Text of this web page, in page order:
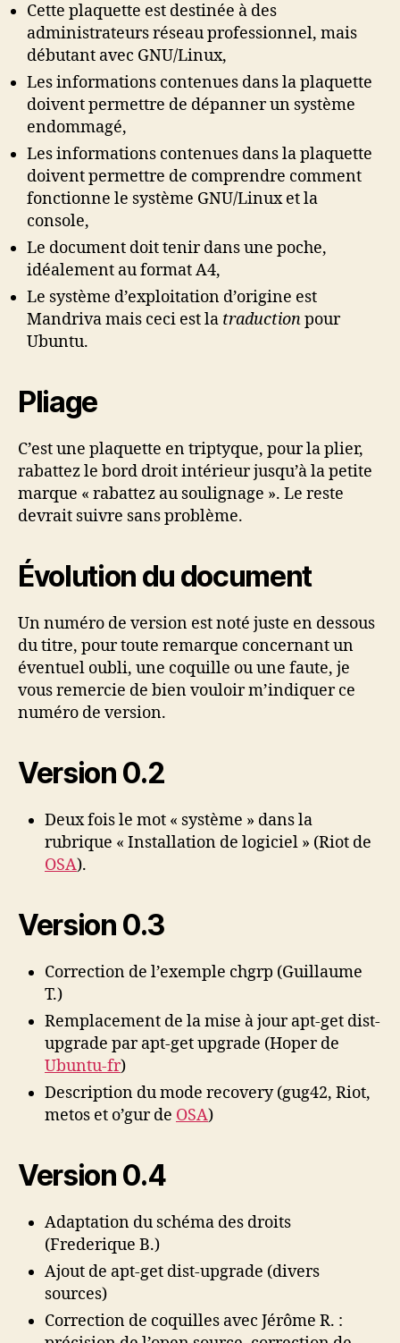
Cette plaquette est destinée à des
administrateurs réseau professionnel, mais
débutant avec GNU/Linux,
Les informations contenues dans la plaquette
doivent permettre de dépanner un système
endommagé,
Les informations contenues dans la plaquette
doivent permettre de comprendre comment
fonctionne le système GNU/Linux et la
console,
Le document doit tenir dans une poche,
idéalement au format A4,
Le système d’exploitation d’origine est
Mandriva mais ceci est la traductionpour
Ubuntu.
Pliage
C’est une plaquette en triptyque, pour la plier,
rabattez le bord droit intérieur jusqu’à la petite
marque « rabattez au soulignage ». Le reste
devrait suivre sans problème.
Évolution du document
Un numéro de version est noté juste en dessous
du titre, pour toute remarque concernant un
éventuel oubli, une coquille ou une faute, je
vous remercie de bien vouloir m’indiquer ce
numéro de version.
Version 0.2
Deux fois le mot « système » dans la
rubrique « Installation de logiciel » (Riot de
OSA).
Version 0.3
Correction de l’exemple chgrp (Guillaume
T.)
Remplacement de la mise à jour apt-get dist-
upgrade par apt-get upgrade (Hoper de
Ubuntu-fr)
Description du mode recovery (gug42, Riot,
metos et o’gur de OSA)
Version 0.4
Adaptation du schéma des droits
(Frederique B.)
Ajout de apt-get dist-upgrade (divers
sources)
Correction de coquilles avec Jérôme R. :